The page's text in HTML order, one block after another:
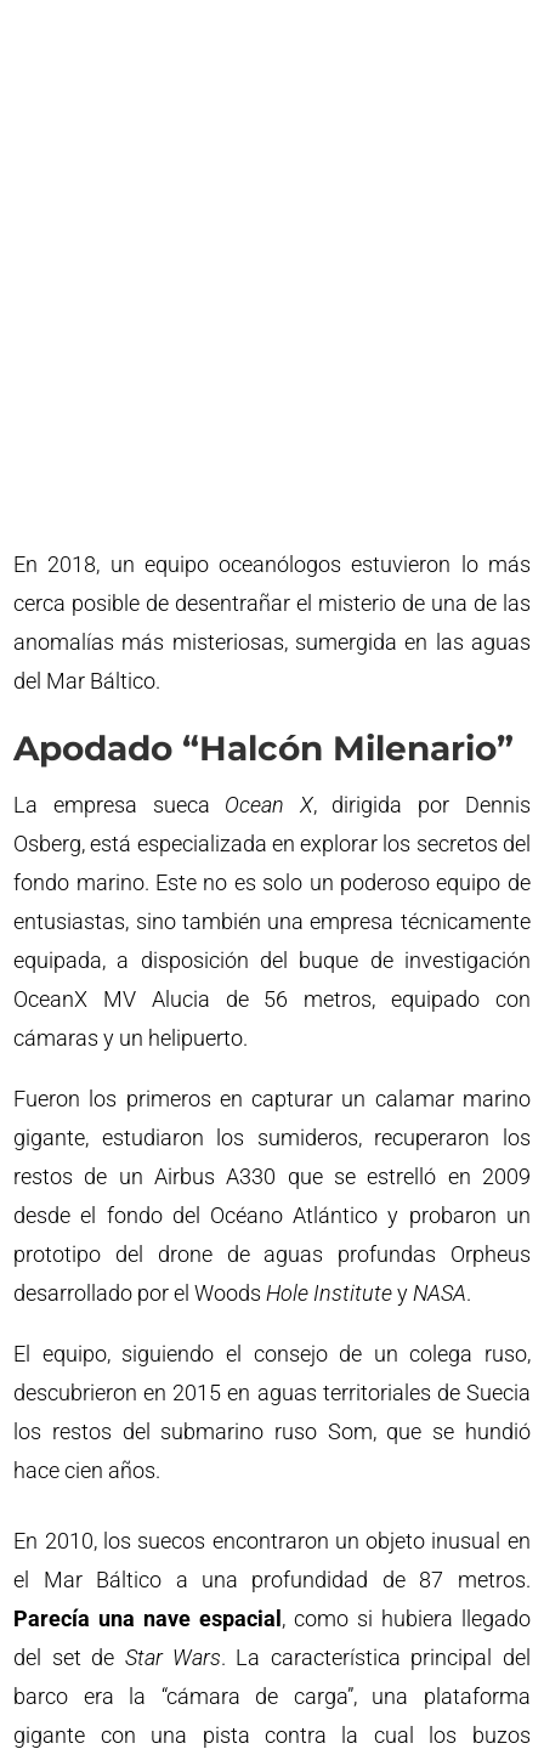
En 2018, un equipo oceanólogos estuvieron lo más
cerca posible de desentrañar el misterio de una de las
anomalías más misteriosas, sumergida en las aguas
del Mar Báltico.
Apodado “Halcón Milenario”
La empresa sueca Ocean X, dirigida por Dennis
Osberg, está especializada en explorar los secretos del
fondo marino. Este no es solo un poderoso equipo de
entusiastas, sino también una empresa técnicamente
equipada, a disposición del buque de investigación
OceanX MV Alucia de 56 metros, equipado con
cámaras y un helipuerto.
Fueron los primeros en capturar un calamar marino
gigante, estudiaron los sumideros, recuperaron los
restos de un Airbus A330 que se estrelló en 2009
desde el fondo del Océano Atlántico y probaron un
prototipo del drone de aguas profundas Orpheus
desarrollado por el Woods Hole Institutey NASA.
El equipo, siguiendo el consejo de un colega ruso,
descubrieron en 2015 en aguas territoriales de Suecia
los restos del submarino ruso Som, que se hundió
hace cien años.
En 2010, los suecos encontraron un objeto inusual en
el Mar Báltico a una profundidad de 87 metros.
Parecía una nave espacial , como si hubiera llegado
del set de Star Wars. La característica principal del
barco era la “cámara de carga”, una plataforma
gigante con una pista contra la cual los buzos